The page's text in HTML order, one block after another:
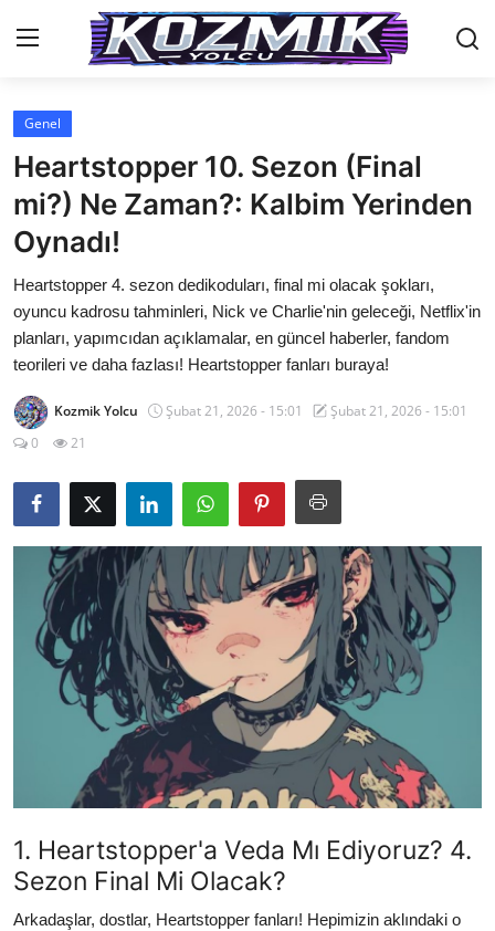
Anasayfa
Genel
İletişim
Anime Önerileri
Kore Dünyası
Anime
Dizi & Film
Testler
Genel
Heartstopper 10. Sezon (Final
mi?) Ne Zaman?: Kalbim Yerinden
Oynadı!
Heartstopper 4. sezon dedikoduları, final mi olacak şokları,
oyuncu kadrosu tahminleri, Nick ve Charlie'nin geleceği, Netflix'in
planları, yapımcıdan açıklamalar, en güncel haberler, fandom
teorileri ve daha fazlası! Heartstopper fanları buraya!
Kozmik Yolcu Şubat 21, 2026 - 15:01
Şubat 21, 2026 - 15:01
0
21
1. Heartstopper'a Veda Mı Ediyoruz? 4.
Sezon Final Mi Olacak?
Arkadaşlar, dostlar, Heartstopper fanları! Hepimizin aklındaki o